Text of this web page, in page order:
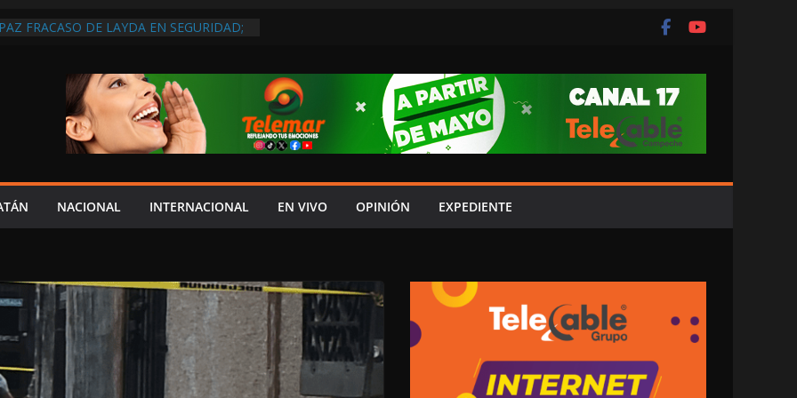
FRACASO DE LAYDA EN SEGURIDAD;
DISCURSO DE LAYDA AL REVELAR QUE
LA PEOR CAÍDA DE
DEL PAÍS, POR PÉSIMA RECAUDACIÓN
POLÍTICAS EN
ASUME CULPA DEL HIJO?
SOBRE LA CARRETERA LIBRE
NACIONAL INTERNACIONAL EN VIVO OPINIÓN EXPEDIENTE